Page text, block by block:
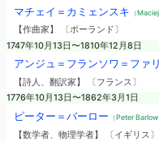
マチェイ＝カミェンスキ （
【作曲家】 〔ポーランド〕
1747年10月13日〜1810年12月8日
アンジュ＝フランソワ＝ファ
【詩人、翻訳家】 〔フランス〕
1776年10月13日〜1862年3月1日
ピーター＝バーロー （Peter Barlow
【数学者、物理学者】 〔イギリス〕